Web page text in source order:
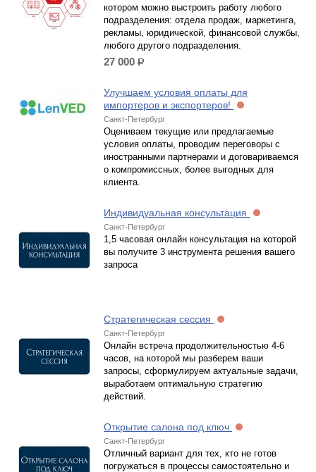
котором можно выстроить работу любого
подразделения: отдела продаж, маркетинга,
рекламы, юридической, финансовой службы,
любого другого подразделения.
27 000 р.
Улучшаем условия оплаты для
импортеров и экспортеров!
Санкт-Петербург
Оцениваем текущие или предлагаемые
условия оплаты, проводим переговоры с
иностранными партнерами и договариваемся
о компромиссных, более выгодных для
клиента.
Индивидуальная консультация
Санкт-Петербург
1,5 часовая онлайн консультация на которой
вы получите 3 инструмента решения вашего
запроса
Стратегическая сессия
Санкт-Петербург
Онлайн встреча продолжительностью 4-6
часов, на которой мы разберем ваши
запросы, сформулируем актуальные задачи,
выработаем оптимальную стратегию
действий.
Открытие салона под ключ
Санкт-Петербург
Отличный вариант для тех, кто не готов
погружаться в процессы самостоятельно и